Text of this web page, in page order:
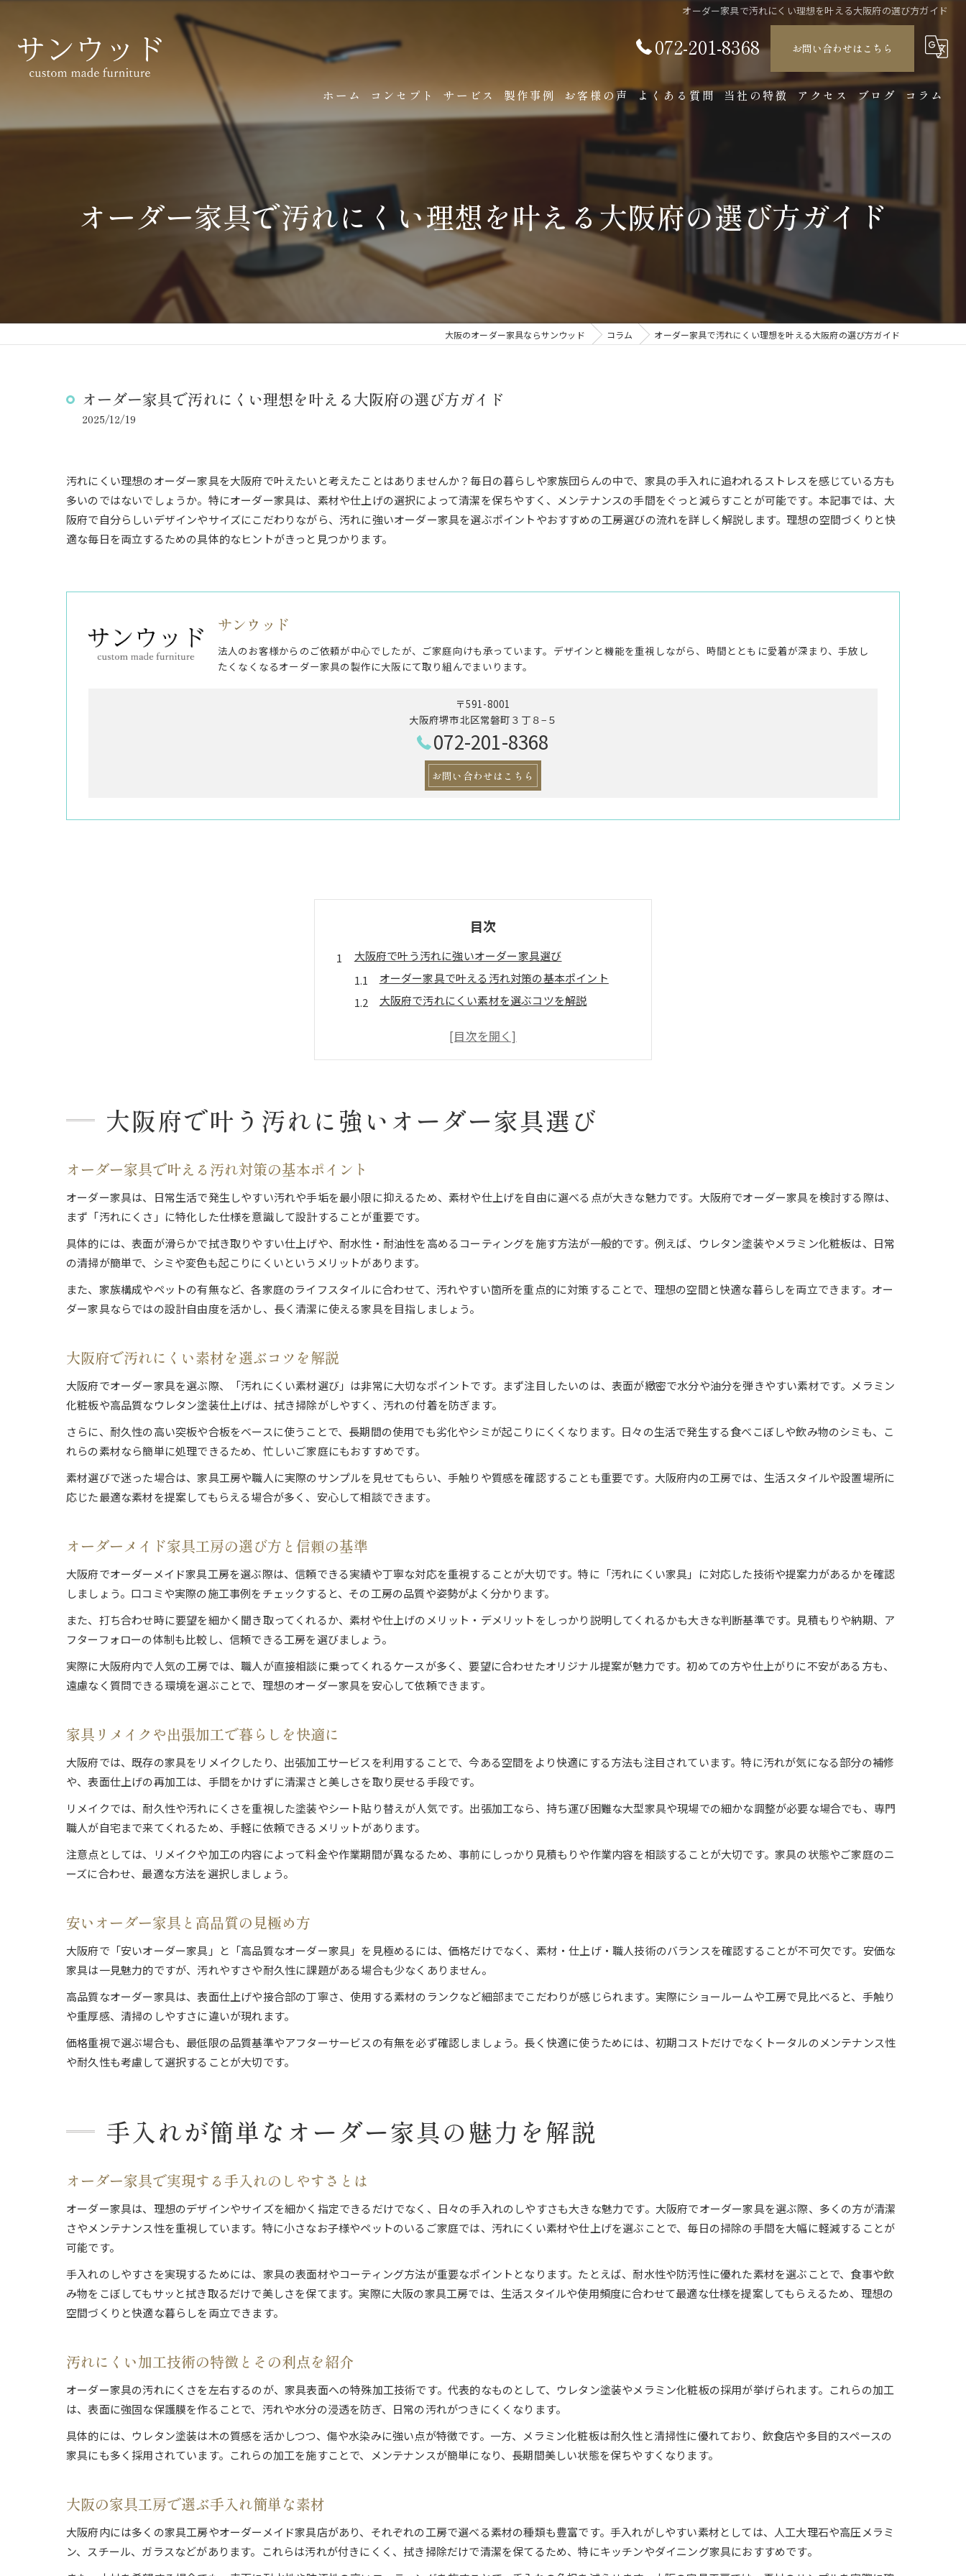
オーダー家具で汚れにくい理想を叶える大阪府の選び方ガイド
072-201-8368 お問い合わせはこちら
ホーム コンセプト サービス 製作事例 お客様の声 よくある質問 当社の特徴
製造
オーダーメイド
インテリア
アクセス ブログ コラム
オーダー家具で汚れにくい理想を叶える大阪府の選び方ガイド
大阪のオーダー家具ならサンウッド コラム オーダー家具で汚れにくい理想を叶える大阪府の選び方ガイド
オーダー家具で汚れにくい理想を叶える大阪府の選び方ガイド
2025/12/19
汚れにくい理想のオーダー家具を大阪府で叶えたいと考えたことはありませんか？毎日の暮らしや家族団らんの中で、家具の手入れに追われるストレスを感じている方も
多いのではないでしょうか。特にオーダー家具は、素材や仕上げの選択によって清潔を保ちやすく、メンテナンスの手間をぐっと減らすことが可能です。本記事では、大
阪府で自分らしいデザインやサイズにこだわりながら、汚れに強いオーダー家具を選ぶポイントやおすすめの工房選びの流れを詳しく解説します。理想の空間づくりと快
適な毎日を両立するための具体的なヒントがきっと見つかります。
サンウッド
法人のお客様からのご依頼が中心でしたが、ご家庭向けも承っています。デザインと機能を重視しながら、時間とともに愛着が深まり、手放し
たくなくなるオーダー家具の製作に大阪にて取り組んでまいります。
〒591-8001
大阪府堺市北区常磐町３丁８−５
072-201-8368
お問い合わせはこちら
目次
大阪府で叶う汚れに強いオーダー家具選び
オーダー家具で叶える汚れ対策の基本ポイント
大阪府で汚れにくい素材を選ぶコツを解説
家具リメイクや出張加工で暮らしを快適に
オーダー家具で実現する手入れのしやすさとは
汚れにくい加工技術の特徴とその利点を紹介
日常使いで差が出るオーダー家具の手入れ法
暮らしを変える汚れにくい家具の素材選び
オーダー家具で選べる汚れに強い素材の種類
大阪府で人気の耐久素材とその違いを徹底比較
人工素材と無垢材の汚れにくさを検証
オーダー家具の仕上げが清潔さを保つ理由
オーダー家具で手間いらずな部屋を実現する方法
汚れにくい家具配置で日々の掃除を時短に
サイズ調整で快適な生活動線を設計する秘訣
家具工房の加工技術が支えるメンテナンス性
素材から考える大阪府の汚れ防止家具術
家具リメイクで防汚効果を高める方法
毎日を快適にする素材選択のポイント
快適な生活に合うオーダー家具導入のコツ
オーダー家具で叶える快適な暮らしの始め方
大阪の家具工房に依頼する際の注意点
汚れにくい家具導入で家事負担を減らす工夫
大阪府で叶う汚れに強いオーダー家具選び
オーダー家具で叶える汚れ対策の基本ポイント
オーダー家具は、日常生活で発生しやすい汚れや手垢を最小限に抑えるため、素材や仕上げを自由に選べる点が大きな魅力です。大阪府でオーダー家具を検討する際は、
まず「汚れにくさ」に特化した仕様を意識して設計することが重要です。
具体的には、表面が滑らかで拭き取りやすい仕上げや、耐水性・耐油性を高めるコーティングを施す方法が一般的です。例えば、ウレタン塗装やメラミン化粧板は、日常
の清掃が簡単で、シミや変色も起こりにくいというメリットがあります。
また、家族構成やペットの有無など、各家庭のライフスタイルに合わせて、汚れやすい箇所を重点的に対策することで、理想の空間と快適な暮らしを両立できます。オー
ダー家具ならではの設計自由度を活かし、長く清潔に使える家具を目指しましょう。
大阪府で汚れにくい素材を選ぶコツを解説
大阪府でオーダー家具を選ぶ際、「汚れにくい素材選び」は非常に大切なポイントです。まず注目したいのは、表面が緻密で水分や油分を弾きやすい素材です。メラミン
化粧板や高品質なウレタン塗装仕上げは、拭き掃除がしやすく、汚れの付着を防ぎます。
さらに、耐久性の高い突板や合板をベースに使うことで、長期間の使用でも劣化やシミが起こりにくくなります。日々の生活で発生する食べこぼしや飲み物のシミも、こ
れらの素材なら簡単に処理できるため、忙しいご家庭にもおすすめです。
素材選びで迷った場合は、家具工房や職人に実際のサンプルを見せてもらい、手触りや質感を確認することも重要です。大阪府内の工房では、生活スタイルや設置場所に
応じた最適な素材を提案してもらえる場合が多く、安心して相談できます。
オーダーメイド家具工房の選び方と信頼の基準
大阪府でオーダーメイド家具工房を選ぶ際は、信頼できる実績や丁寧な対応を重視することが大切です。特に「汚れにくい家具」に対応した技術や提案力があるかを確認
しましょう。口コミや実際の施工事例をチェックすると、その工房の品質や姿勢がよく分かります。
また、打ち合わせ時に要望を細かく聞き取ってくれるか、素材や仕上げのメリット・デメリットをしっかり説明してくれるかも大きな判断基準です。見積もりや納期、ア
フターフォローの体制も比較し、信頼できる工房を選びましょう。
実際に大阪府内で人気の工房では、職人が直接相談に乗ってくれるケースが多く、要望に合わせたオリジナル提案が魅力です。初めての方や仕上がりに不安がある方も、
遠慮なく質問できる環境を選ぶことで、理想のオーダー家具を安心して依頼できます。
家具リメイクや出張加工で暮らしを快適に
大阪府では、既存の家具をリメイクしたり、出張加工サービスを利用することで、今ある空間をより快適にする方法も注目されています。特に汚れが気になる部分の補修
や、表面仕上げの再加工は、手間をかけずに清潔さと美しさを取り戻せる手段です。
リメイクでは、耐久性や汚れにくさを重視した塗装やシート貼り替えが人気です。出張加工なら、持ち運び困難な大型家具や現場での細かな調整が必要な場合でも、専門
職人が自宅まで来てくれるため、手軽に依頼できるメリットがあります。
注意点としては、リメイクや加工の内容によって料金や作業期間が異なるため、事前にしっかり見積もりや作業内容を相談することが大切です。家具の状態やご家庭のニ
ーズに合わせ、最適な方法を選択しましょう。
安いオーダー家具と高品質の見極め方
大阪府で「安いオーダー家具」と「高品質なオーダー家具」を見極めるには、価格だけでなく、素材・仕上げ・職人技術のバランスを確認することが不可欠です。安価な
家具は一見魅力的ですが、汚れやすさや耐久性に課題がある場合も少なくありません。
高品質なオーダー家具は、表面仕上げや接合部の丁寧さ、使用する素材のランクなど細部までこだわりが感じられます。実際にショールームや工房で見比べると、手触り
や重厚感、清掃のしやすさに違いが現れます。
価格重視で選ぶ場合も、最低限の品質基準やアフターサービスの有無を必ず確認しましょう。長く快適に使うためには、初期コストだけでなくトータルのメンテナンス性
や耐久性も考慮して選択することが大切です。
手入れが簡単なオーダー家具の魅力を解説
オーダー家具で実現する手入れのしやすさとは
オーダー家具は、理想のデザインやサイズを細かく指定できるだけでなく、日々の手入れのしやすさも大きな魅力です。大阪府でオーダー家具を選ぶ際、多くの方が清潔
さやメンテナンス性を重視しています。特に小さなお子様やペットのいるご家庭では、汚れにくい素材や仕上げを選ぶことで、毎日の掃除の手間を大幅に軽減することが
可能です。
手入れのしやすさを実現するためには、家具の表面材やコーティング方法が重要なポイントとなります。たとえば、耐水性や防汚性に優れた素材を選ぶことで、食事や飲
み物をこぼしてもサッと拭き取るだけで美しさを保てます。実際に大阪の家具工房では、生活スタイルや使用頻度に合わせて最適な仕様を提案してもらえるため、理想の
空間づくりと快適な暮らしを両立できます。
汚れにくい加工技術の特徴とその利点を紹介
オーダー家具の汚れにくさを左右するのが、家具表面への特殊加工技術です。代表的なものとして、ウレタン塗装やメラミン化粧板の採用が挙げられます。これらの加工
は、表面に強固な保護膜を作ることで、汚れや水分の浸透を防ぎ、日常の汚れがつきにくくなります。
具体的には、ウレタン塗装は木の質感を活かしつつ、傷や水染みに強い点が特徴です。一方、メラミン化粧板は耐久性と清掃性に優れており、飲食店や多目的スペースの
家具にも多く採用されています。これらの加工を施すことで、メンテナンスが簡単になり、長期間美しい状態を保ちやすくなります。
大阪の家具工房で選ぶ手入れ簡単な素材
大阪府内には多くの家具工房やオーダーメイド家具店があり、それぞれの工房で選べる素材の種類も豊富です。手入れがしやすい素材としては、人工大理石や高圧メラミ
ン、スチール、ガラスなどがあります。これらは汚れが付きにくく、拭き掃除だけで清潔を保てるため、特にキッチンやダイニング家具におすすめです。
お気軽にお問い合わせください
お気軽にお問い合わせください